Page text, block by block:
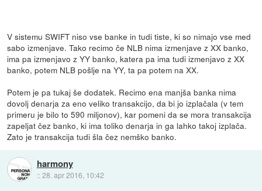
V sistemu SWIFT niso vse banke in tudi tiste, ki so nimajo vse med
sabo izmenjave. Tako recimo če NLB nima izmenjave z XX banko,
ima pa izmenjavo z YY banko, katera pa ima tudi izmenjavo z XX
banko, potem NLB pošlje na YY, ta pa potem na XX.
Potem je pa tukaj še dodatek. Recimo ena manjša banka nima
dovolj denarja za eno veliko transakcijo, da bi jo izplačala (v tem
primeru je bilo to 590 miljonov), kar pomeni da se mora transakcija
zapeljat čez banko, ki ima toliko denarja in ga lahko takoj izplača.
Zato je transakcija tudi šla čez nemško banko.
harmony
::28. apr 2016, 10:42